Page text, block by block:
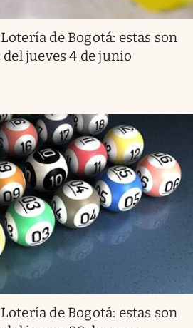
Lotería de Bogotá: estas son
jueves 4 de junio
Lotería de Bogotá: estas son